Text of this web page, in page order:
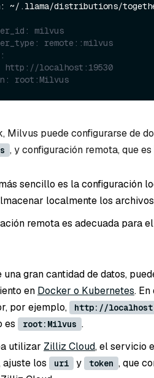
milvus
remote::milvus
localhost:19530
root:Milvus
Milvus puede configurarse de
, y configuración remota, que es
sencillo es la configuración
localmente los archivos
remota es adecuada para
una gran cantidad de datos,
en Docker o Kubernetes.
por ejemplo,
http://
es
root:Milvus .
utilizar Zilliz Cloud, el servicio
ajuste los
uri y token , que